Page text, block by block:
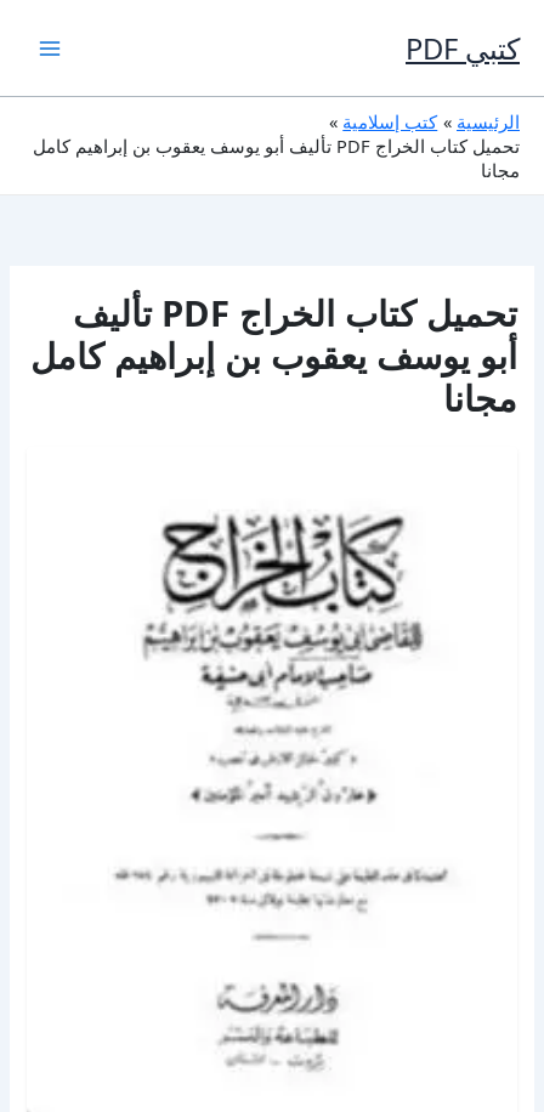
إلى
المحتوى
كتبي PDF
الرئيسية
كتب إسلامية
تحميل كتاب الخراج PDF تأليف أبو يوسف يعقوب بن إبراهيم كامل
مجانا
تحميل كتاب الخراج PDF تأليف
أبو يوسف يعقوب بن إبراهيم كامل
مجانا